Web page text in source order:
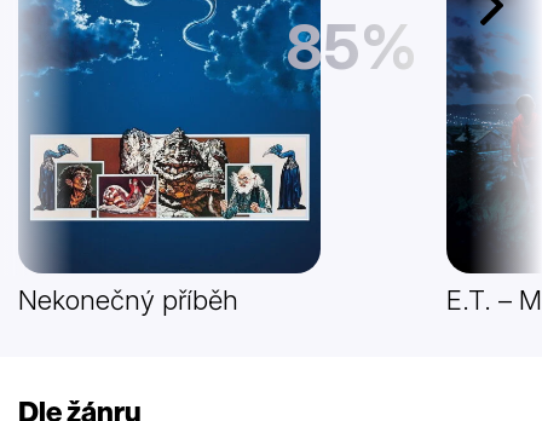
Další
85%
Nekonečný příběh E.T. –
Dle žánru